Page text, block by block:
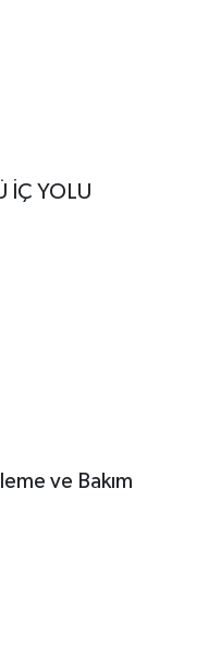
İÇ YOLU
ve Bakım